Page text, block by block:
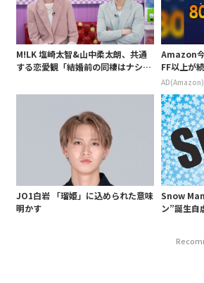
M!LK 塩崎太智&山中柔太朗、共通
する恋愛観「結婚前の同棲はナシ」
Amazon
FF以上が
AD(Amazon)
JO1白岩 「瑠姫」に込められた意味
明かす
Snow
ン”誕生自